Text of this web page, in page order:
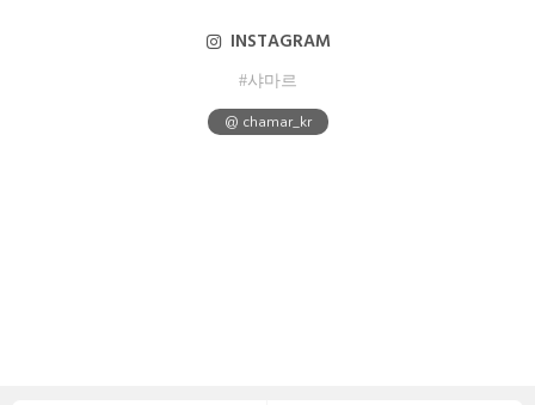
INSTAGRAM
#샤마르
@ chamar_kr